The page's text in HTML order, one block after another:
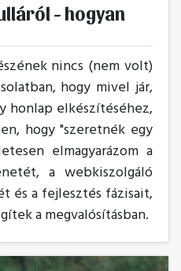
- hogyan
nincs (nem volt)
hogy mivel jár,
honlap elkészítéséhez,
hogy "szeretnék egy
elmagyarázom a
a webkiszolgáló
és a fejlesztés fázisait,
a megvalósításban.